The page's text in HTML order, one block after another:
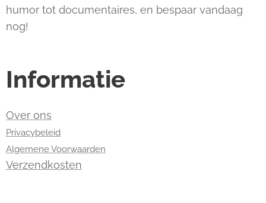
humor tot documentaires, en bespaar vandaag
nog!
Informatie
Over ons
Privacybeleid
Algemene Voorwaarden
Verzendkosten